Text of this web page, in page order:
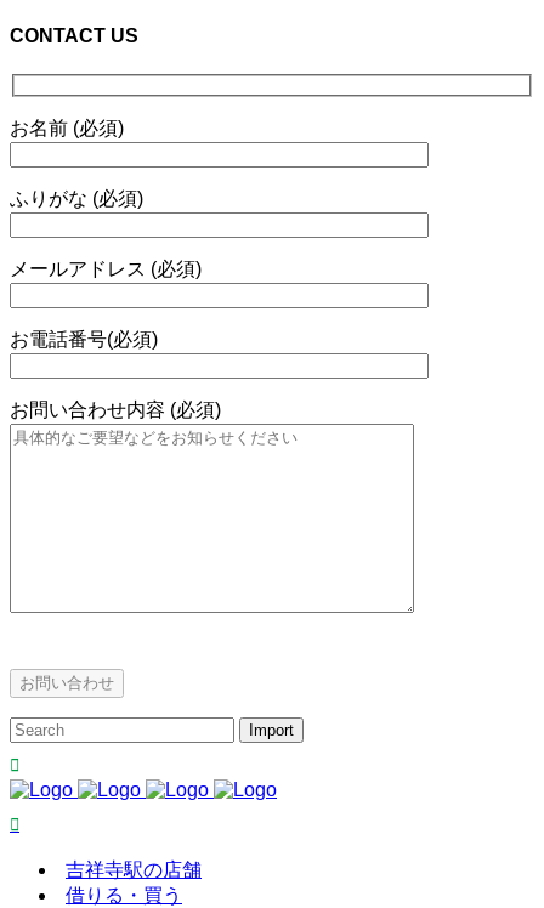
CONTACT US
お名前 (必須)
ふりがな (必須)
メールアドレス (必須)
お電話番号(必須)
お問い合わせ内容 (必須)
吉祥寺駅の店舗
借りる・買う